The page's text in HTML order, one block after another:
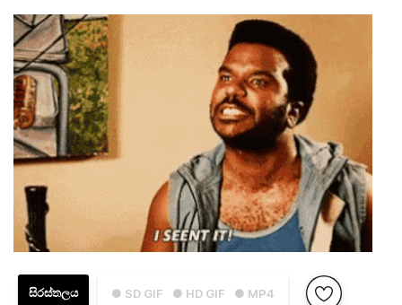
● SD GIF ● HD GIF ● MP4
සිරස්තලය